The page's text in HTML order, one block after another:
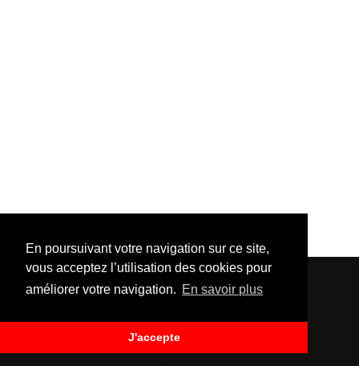
En poursuivant votre navigation sur ce site,
vous acceptez l’utilisation des cookies pour
améliorer votre navigation. En savoir plus
J'accepte
Template Created By :ThemeXpose